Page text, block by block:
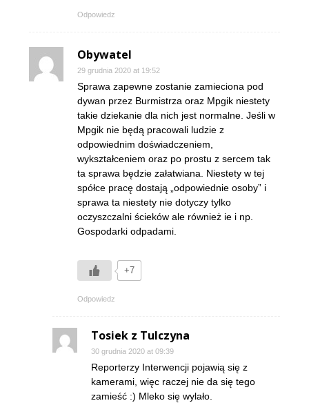
Odpowiedz
Obywatel
29 grudnia 2020 at 19:52
Sprawa zapewne zostanie zamieciona pod
dywan przez Burmistrza oraz Mpgik niestety
takie dziekanie dla nich jest normalne. Jeśli w
Mpgik nie będą pracowali ludzie z
odpowiednim doświadczeniem,
wykształceniem oraz po prostu z sercem tak
ta sprawa będzie załatwiana. Niestety w tej
spółce pracę dostają „odpowiednie osoby” i
sprawa ta niestety nie dotyczy tylko
oczyszczalni ścieków ale również ie i np.
Gospodarki odpadami.
+7
Odpowiedz
Tosiek z Tulczyna
30 grudnia 2020 at 09:39
Reporterzy Interwencji pojawią się z
kamerami, więc raczej nie da się tego
zamieść :) Mleko się wylało.